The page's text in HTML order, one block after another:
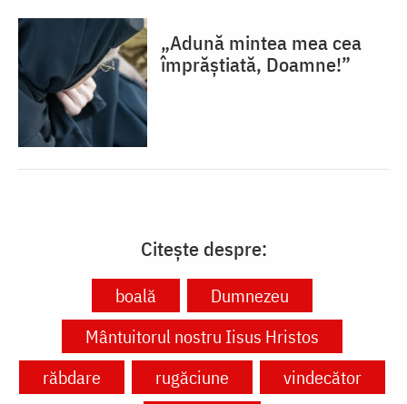
„Adună mintea mea cea
împrăștiată, Doamne!”
Citește despre:
boală
Dumnezeu
Mântuitorul nostru Iisus Hristos
răbdare
rugăciune
vindecător